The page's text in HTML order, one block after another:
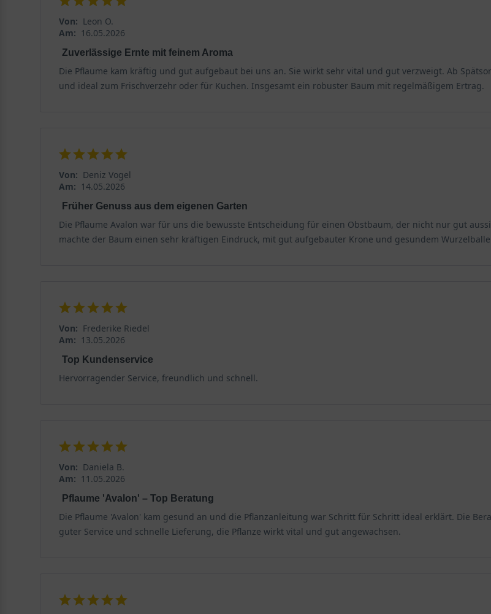
Von: Leon O.
Am: 16.05.2026
Zuverlässige Ernte mit feinem Aroma
Die Pflaume kam kräftig und gut aufgebaut bei uns an. Sie wirkt sehr vital und gut verzweigt. Ab
und ideal zum Frischverzehr oder für Kuchen. Insgesamt ein robuster Baum mit regelmäßigem Ertrag.
Von: Deniz Vogel
Am: 14.05.2026
Früher Genuss aus dem eigenen Garten
Die Pflaume Avalon war für uns die bewusste Entscheidung für einen Obstbaum, der nicht nur gut
machte der Baum einen sehr kräftigen Eindruck, mit gut aufgebauter Krone und gesundem
Von: Frederike Riedel
Am: 13.05.2026
Top Kundenservice
Hervorragender Service, freundlich und schnell.
Von: Daniela B.
Am: 11.05.2026
Pflaume 'Avalon' – Top Beratung
Die Pflaume 'Avalon' kam gesund an und die Pflanzanleitung war Schritt für Schritt ideal erklärt. Die
guter Service und schnelle Lieferung, die Pflanze wirkt vital und gut angewachsen.